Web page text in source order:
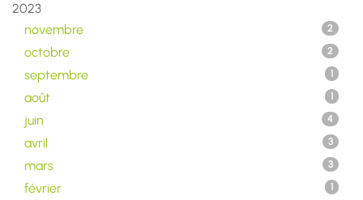
2023
novembre
2
octobre 2
septembre 1
août 1
juin 4
avril 3
mars 3
février 1